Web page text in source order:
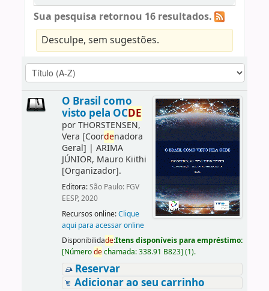
Sua pesquisa retornou 16 resultados.
Desculpe, sem sugestões.
O Brasil como
visto pela OCDE
porTHORSTENSEN,
Vera [Coordenadora
Geral] | ARIMA
JÚNIOR, Mauro Kiithi
[Organizador].
Editora:São Paulo: FGV
EESP, 2020
Recursos online:Clique
aqui para acessar online
Disponibilidade:Itens disponíveis para empréstimo:
[Númerodechamada:338.91 B823] (1).
Reservar
Adicionar ao seu carrinho